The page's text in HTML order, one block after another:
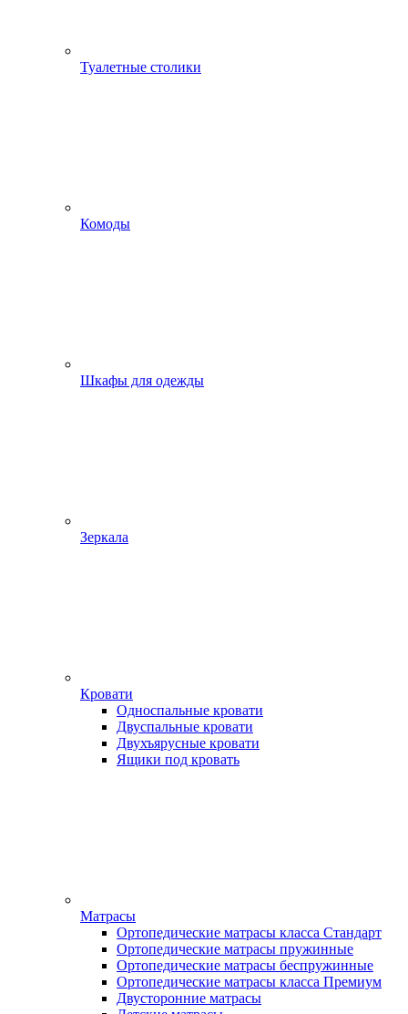
Туалетные столики
Комоды
Шкафы для одежды
Зеркала
Кровати
Односпальные кровати
Двуспальные кровати
Двухъярусные кровати
Ящики под кровать
Матрасы
Ортопедические матрасы класса Стандарт
Ортопедические матрасы пружинные
Ортопедические матрасы беспружинные
Ортопедические матрасы класса Премиум
Двусторонние матрасы